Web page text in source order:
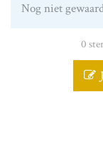
Nog niet
0